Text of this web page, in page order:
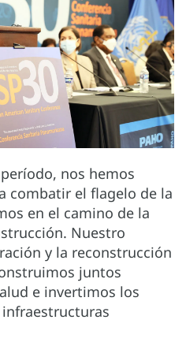
nos hemos
combatir el flagelo de la
en el camino de la
Nuestro
y la reconstrucción
juntos
e invertimos los